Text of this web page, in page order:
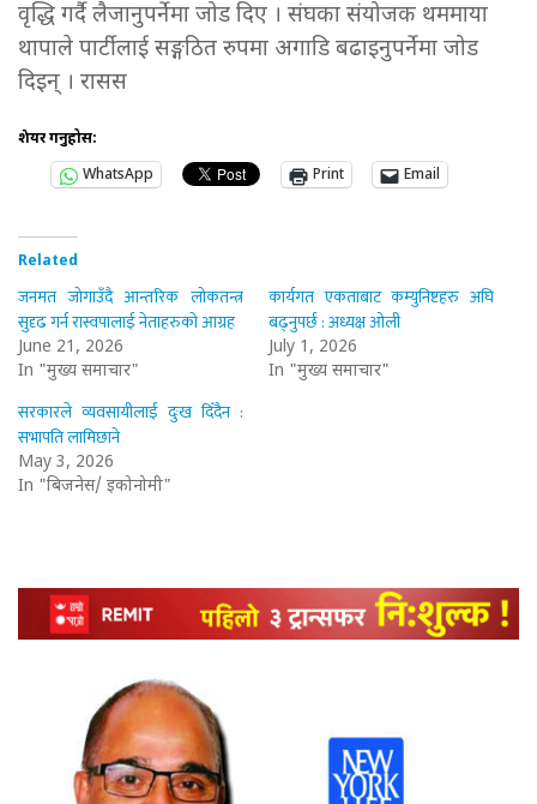
वृद्धि गर्दै लैजानुपर्नेमा जोड दिए । संघका संयोजक थममाया
थापाले पार्टीलाई सङ्गठित रुपमा अगाडि बढाइनुपर्नेमा जोड
दिइन् । रासस
शेयर गर्नुहोस:
WhatsApp
Print Email
Related
जनमत जोगाउँदै आन्तरिक लोकतन्त्र
सुदृढ गर्न रास्वपालाई नेताहरुको आग्रह
June 21, 2026
In "मुख्य समाचार"
कार्यगत एकताबाट कम्युनिष्टहरु अघि
बढ्नुपर्छ : अध्यक्ष ओली
July 1, 2026
In "मुख्य समाचार"
सरकारले व्यवसायीलाई दुःख दिँदैन :
सभापति लामिछाने
May 3, 2026
In "बिजनेस/ इकोनोमी"